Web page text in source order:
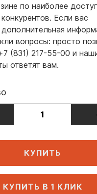
по наиболее
Если вас
дополнительная
вопросы: просто
(831) 217-55-00 и
ответят вам.
КУПИТЬ
КУПИТЬ В 1 КЛИК